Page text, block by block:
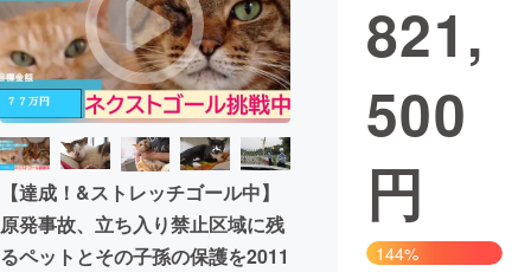
テクノロジー・ガジェット ゲーム・サ
映像・映画
ビジネス・起業
まちづくり・地域活性化
【達成！&ストレッチゴール中】
原発事故、立ち入り禁止区域に残
るペットとその子孫の保護を2011
821,
500
円
144%